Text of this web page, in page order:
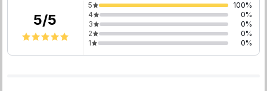
5/5
5 100%
4
0%
3
0%
2
0%
1
0%